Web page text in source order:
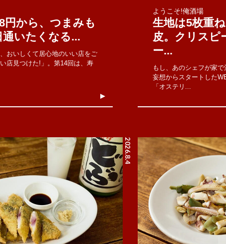
円から、つまみも
通いたくなる...
おいしくて居心地のいい店をご
店見つけた!」。第14回は、寿
ようこそ!俺酒場
生地は5枚重
皮。クリスピ
ー...
もし、あのシェフが家
妄想からスタートした
「オステリ...
2026.8.4